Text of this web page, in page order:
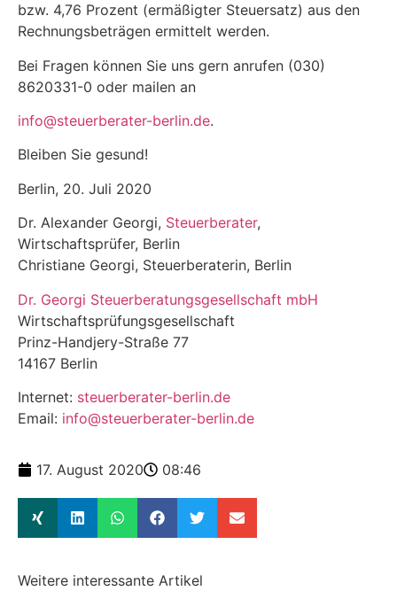
bzw. 4,76 Prozent (ermäßigter Steuersatz) aus den
Rechnungsbeträgen ermittelt werden.
Bei Fragen können Sie uns gern anrufen (030)
8620331-0 oder mailen an
info@steuerberater-berlin.de.
Bleiben Sie gesund!
Berlin, 20. Juli 2020
Dr. Alexander Georgi, Steuerberater,
Wirtschaftsprüfer, Berlin
Christiane Georgi, Steuerberaterin, Berlin
Dr. Georgi Steuerberatungsgesellschaft mbH
Wirtschaftsprüfungsgesellschaft
Prinz-Handjery-Straße 77
14167 Berlin
Internet: steuerberater-berlin.de
Email: info@steuerberater-berlin.de
17. August 2020 08:46
Weitere interessante Artikel